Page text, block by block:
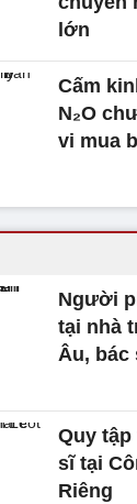
lớn
Cấm
N₂O
vi mua
Người
tại nhà
Âu, bác
Quy
sĩ tại
Riêng